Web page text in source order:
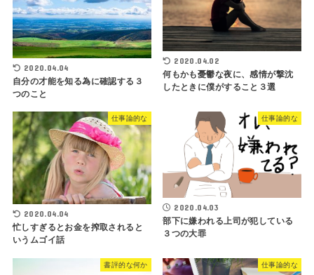
2020.04.04
自分の才能を知る為に確認する３
つのこと
2020.04.02
何もかも憂鬱な夜に、感情が撃沈
したときに僕がすること３選
仕事論的な
2020.04.04
忙しすぎるとお金を搾取されると
いうムゴイ話
仕事論的な
2020.04.03
部下に嫌われる上司が犯している
３つの大罪
書評的な何か 仕事論的な